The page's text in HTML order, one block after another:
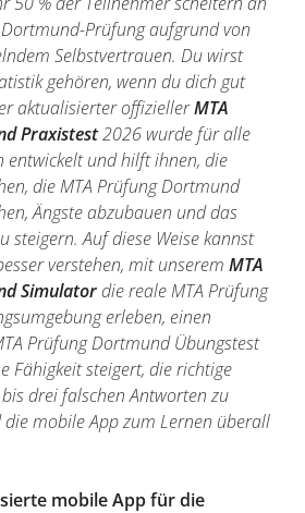
Prüfung aufgrund von
Selbstvertrauen. Du wirst
gehören, wenn du dich gut
aktualisierter offiziellerMTA
Praxistest2026 wurde für alle
entwickelt und hilft ihnen, die
die MTA Prüfung Dortmund
Ängste abzubauen und das
steigern. Auf diese Weise kannst
verstehen, mit unserem MTA
Simulatordie reale MTA Prüfung
erleben, einen
Prüfung Dortmund Übungstest
Fähigkeit steigert, die richtige
drei falschen Antworten zu
mobile App zum Lernen überall
mobile App für die